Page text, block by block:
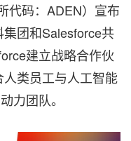
代码：ADEN）宣布
团和Salesforce共
建立战略合作伙
类员工与人工智能
力团队。